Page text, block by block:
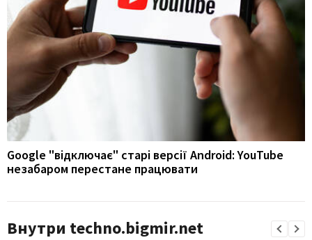
Google "відключає" старі версії Android: YouTube
незабаром перестане працювати
Внутри techno.bigmir.net